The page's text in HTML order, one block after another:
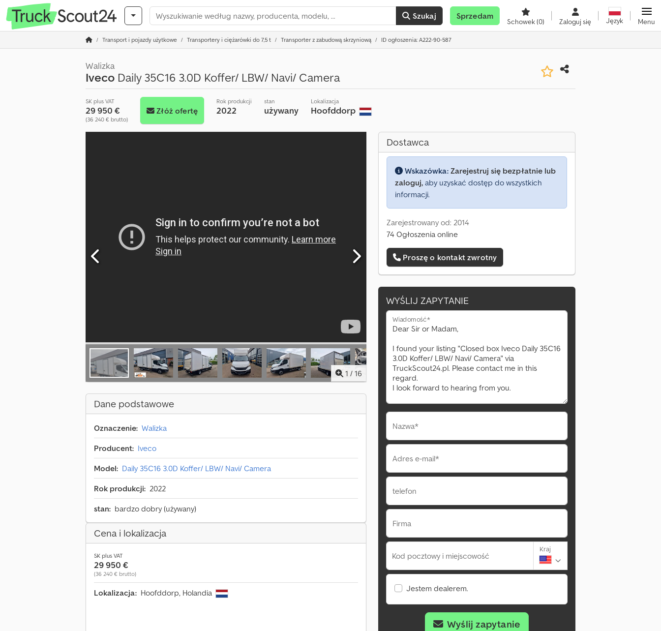
Szukaj Sprzedam
Schowek(0) Zaloguj się Język Menu
Transport i pojazdy użytkowe Transportery i ciężarówki do 7,5 t Transporter z zabudową skrzyniową ID ogłoszenia: A222-90-587
Walizka
Iveco Daily 35C16 3.0D Koffer/ LBW/ Navi/ Camera
SK plus VAT
29 950 €
(36 240 € brutto)
Złóż ofertę
Rok produkcji
2022
stan
używany
Lokalizacja
Hoofddorp
1 / 16
Dane podstawowe
Oznaczenie: Walizka
Producent: Iveco
Model: Daily 35C16 3.0D Koffer/ LBW/ Navi/ Camera
Rok produkcji: 2022
stan: bardzo dobry (używany)
Cena i lokalizacja
SK plus VAT
29 950 €
(36 240 € brutto)
Lokalizacja: Hoofddorp, Holandia
Dostawca
Wskazówka: Zarejestruj się bezpłatnie lub
zaloguj, aby uzyskać dostęp do wszystkich
informacji.
Zarejestrowany od: 2014
74 Ogłoszenia online
Proszę o kontakt zwrotny
WYŚLIJ ZAPYTANIE
Wiadomość*
Nazwa*
Adres e-mail*
telefon
Firma
Kod pocztowy i miejscowość
Kraj
Jestem dealerem.
Wyślij zapytanie